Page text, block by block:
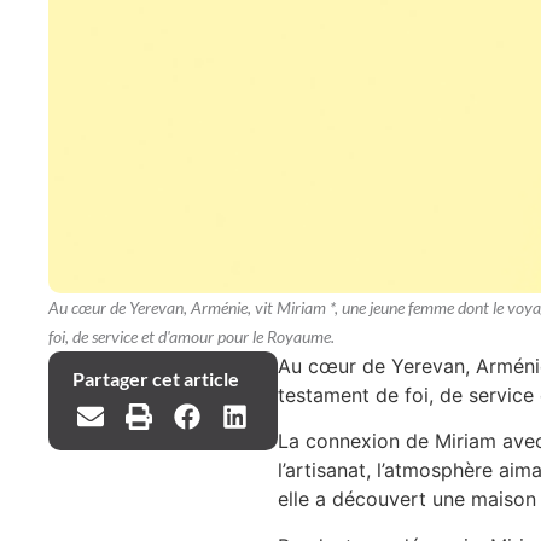
Au cœur de Yerevan, Arménie, vit Miriam *, une jeune femme dont le
foi, de service et d'amour pour le Royaume.
Partager cet article
Au cœur de Yerevan,
testament de foi, de service
La connexion de Miriam
l’artisanat, l’atmosphère
elle a découvert une